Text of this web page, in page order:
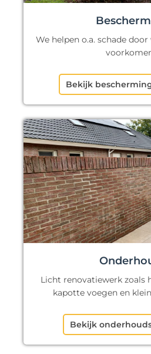
We helpen o.a. schade
Bekijk
Licht renovatiewerk zoals
kapotte voegen en
Bekijk